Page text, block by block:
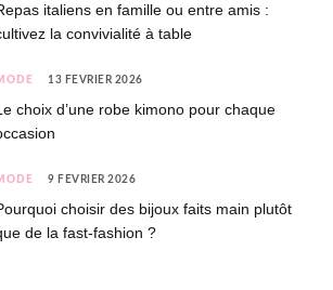
italiens en famille ou entre amis :
la convivialité à table
13 FÉVRIER 2026
choix d’une robe kimono pour chaque
9 FÉVRIER 2026
choisir des bijoux faits main plutôt
de la fast-fashion ?